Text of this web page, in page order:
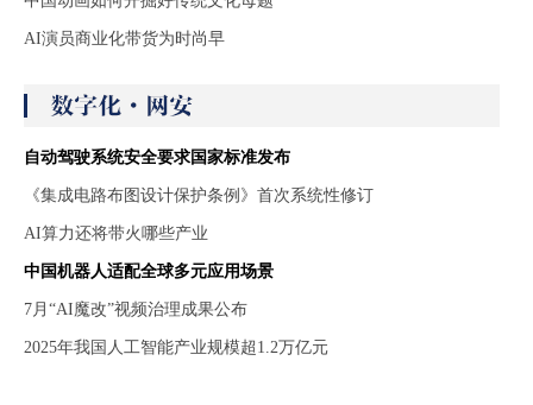
AI演员商业化带货为时尚早
自动驾驶系统安全要求国家标准发布
《集成电路布图设计保护条例》首次系统性修订
AI算力还将带火哪些产业
中国机器人适配全球多元应用场景
7月“AI魔改”视频治理成果公布
2025年我国人工智能产业规模超1.2万亿元